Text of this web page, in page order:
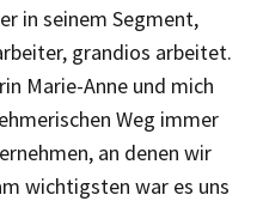
in seinem Segment,
grandios arbeitet.
Marie-Anne und mich
Weg immer
an denen wir
wichtigsten war es uns